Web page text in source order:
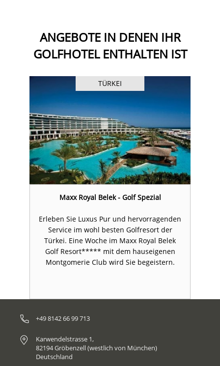
ANGEBOTE IN DENEN IHR
GOLFHOTEL ENTHALTEN IST
TÜRKEI
Maxx Royal Belek - Golf Spezial
Erleben Sie Luxus Pur und hervorragenden
Service im wohl besten Golfresort der
Türkei. Eine Woche im Maxx Royal Belek
Golf Resort***** mit dem hauseigenen
Montgomerie Club wird Sie begeistern.
+49 8142 66 99 713
Karwendelstrasse 1,
82194 Gröbenzell (westlich von München)
Deutschland